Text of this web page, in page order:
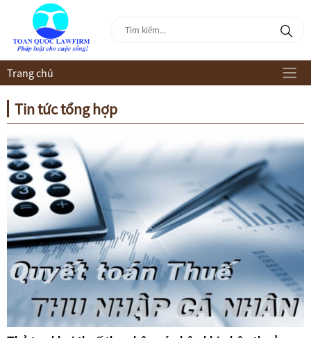
Trang chủ
Tin tức tổng hợp